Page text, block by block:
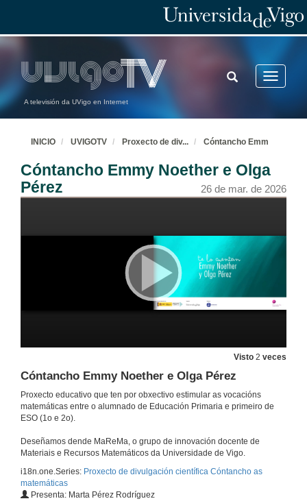
A televisión da UVigo en Internet
Toggle
TOGGLE
SEARCH
INICIO UVIGOTV Proxecto de div... Cóntancho Emm
Cóntancho Emmy Noether e Olga
Pérez
26 de mar. de 2026
Visto 2 veces
Cóntancho Emmy Noether e Olga Pérez
Proxecto educativo que ten por obxectivo estimular as vocacións
matemáticas entre o alumnado de Educación Primaria e primeiro de
ESO (1o e 2o).
Deseñamos dende MaReMa, o grupo de innovación docente de
Materiais e Recursos Matemáticos da Universidade de Vigo.
i18n.one.Series: Proxecto de divulgación científica Cóntancho as
matemáticas
Presenta: Marta Pérez Rodríguez